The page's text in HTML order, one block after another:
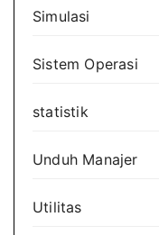
Simulasi
Sistem Operasi
statistik
Unduh Manajer
Utilitas